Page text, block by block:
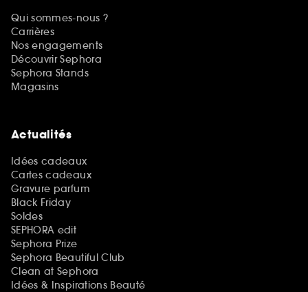
Qui sommes-nous ?
Carrières
Nos engagements
Découvrir Sephora
Sephora Stands
Magasins
Actualités
Idées cadeaux
Cartes cadeaux
Gravure parfum
Black Friday
Soldes
SEPHORA edit
Sephora Prize
Sephora Beautiful Club
Clean at Sephora
Idées & Inspirations Beauté